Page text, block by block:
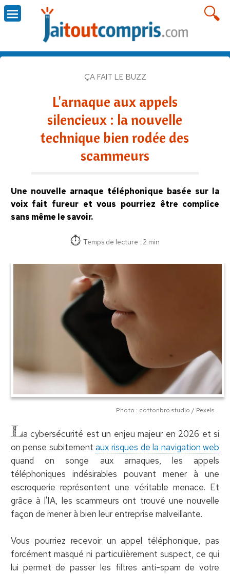
ÇA FAIT LE BUZZ
L'arnaque aux appels
silencieux : la nouvelle
technique bien rodée des
scammeurs
Une nouvelle arnaque téléphonique basée sur la
voix fait fureur et vous pourriez être complice
sans même le savoir.
Temps de lecture : 2 min
Photo : cottonbro studio / Pexels
La cybersécurité est un enjeu majeur en 2026 et si
on pense subitementaux risques de la navigation web
quand on songe aux arnaques, les appels
téléphoniques indésirables pouvant mener à une
escroquerie représentent une véritable menace. Et
grâce à l'IA, les scammeurs ont trouvé une nouvelle
façon de mener à bien leur entreprise malveillante.
Vous pourriez recevoir un appel téléphonique, pas
forcément masqué ni particulièrement suspect, ce qui
lui permet de passer les filtres anti-spam de votre